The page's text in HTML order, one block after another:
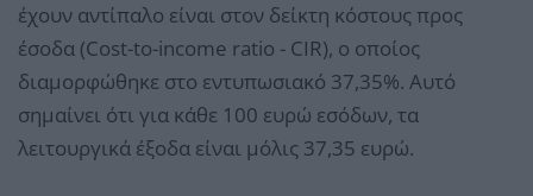
έχουν αντίπαλο είναι στον δείκτη κόστους προς
έσοδα (Cost-to-income ratio - CIR), ο οποίος
διαμορφώθηκε στο εντυπωσιακό 37,35%. Αυτό
σημαίνει ότι για κάθε 100 ευρώ εσόδων, τα
λειτουργικά έξοδα είναι μόλις 37,35 ευρώ.